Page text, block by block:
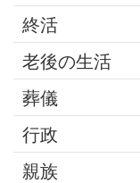
終活
老後の生活
葬儀
行政
親族